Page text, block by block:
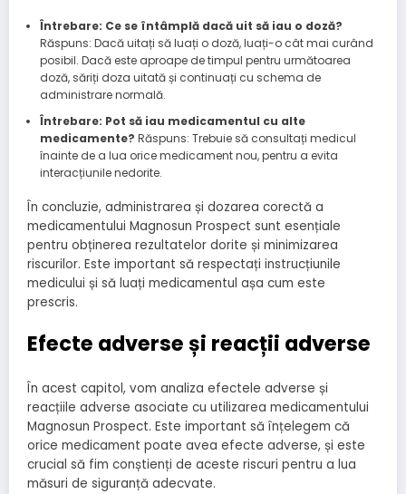
Întrebare: Ce se întâmplă dacă uit să iau o doză?
Răspuns: Dacă uitați să luați o doză, luați-o cât mai curând
posibil. Dacă este aproape de timpul pentru următoarea
doză, săriți doza uitată și continuați cu schema de
administrare normală.
Întrebare: Pot să iau medicamentul cu alte
medicamente? Răspuns: Trebuie să consultați medicul
înainte de a lua orice medicament nou, pentru a evita
interacțiunile nedorite.
În concluzie, administrarea și dozarea corectă a
medicamentului Magnosun Prospect sunt esențiale
pentru obținerea rezultatelor dorite și minimizarea
riscurilor. Este important să respectați instrucțiunile
medicului și să luați medicamentul așa cum este
prescris.
Efecte adverse și reacții adverse
În acest capitol, vom analiza efectele adverse și
reacțiile adverse asociate cu utilizarea medicamentului
Magnosun Prospect. Este important să înțelegem că
orice medicament poate avea efecte adverse, și este
crucial să fim conștienți de aceste riscuri pentru a lua
măsuri de siguranță adecvate.